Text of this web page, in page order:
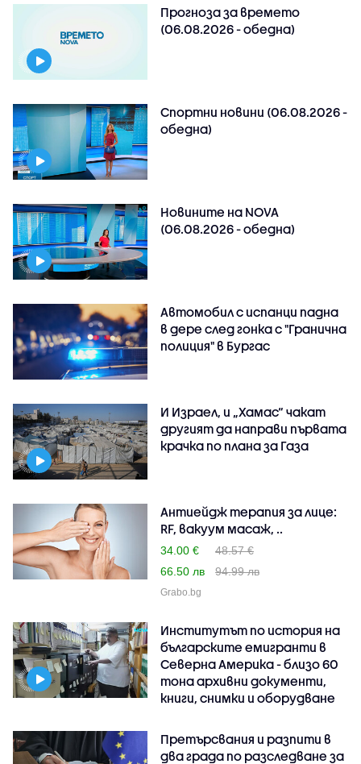
Прогноза за времето
(06.08.2026 - обедна)
Спортни новини (06.08.2026 -
обедна)
Новините на NOVA
(06.08.2026 - обедна)
Автомобил с испанци падна
в дере след гонка с "Гранична
полиция" в Бургас
И Израел, и „Хамас“ чакат
другият да направи първата
крачка по плана за Газа
Антиейдж терапия за лице:
RF, вакуум масаж, ..
34.00 €
48.57 €
66.50 лв
94.99 лв
Grabo.bg
Институтът по история на
българските емигранти в
Северна Америка - близо 60
тона архивни документи,
книги, снимки и оборудване
Претърсвания и разпити в
два града по разследване за